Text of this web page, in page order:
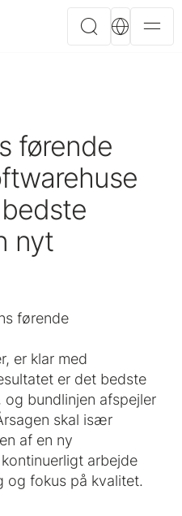
førende
nyt
førende
er klar med
er det bedste
og bundlinjen afspejler
skal især
af en ny
arbejde
og fokus på kvalitet.